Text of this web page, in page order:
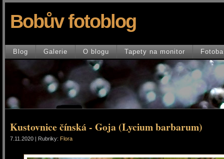
Bobův fotoblog
Blog Galerie O blogu Tapety na monitor
Kustovnice čínská - Goja (Lycium barbarum)
7.11.2020 | Rubriky: Flora